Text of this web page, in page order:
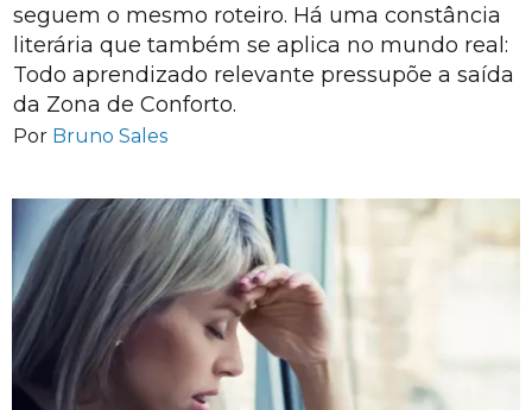
seguem o mesmo roteiro. Há uma constância
literária que também se aplica no mundo real:
Todo aprendizado relevante pressupõe a saída
da Zona de Conforto.
Por Bruno Sales